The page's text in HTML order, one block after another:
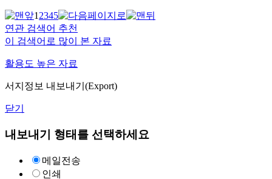
12345
연관 검색어 추천
이 검색어로 많이 본 자료
활용도 높은 자료
서지정보 내보내기(Export)
닫기
내보내기 형태를 선택하세요
메일전송
인쇄